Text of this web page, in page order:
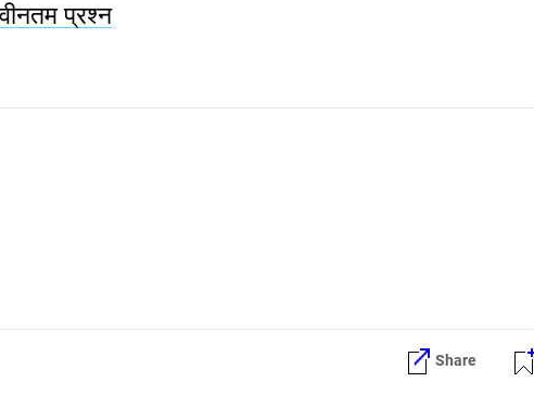
प्रश्न
Share